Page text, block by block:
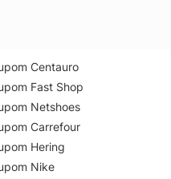
Centauro
Fast Shop
Netshoes
Carrefour
Hering
Nike